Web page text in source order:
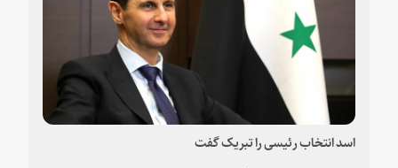
اسد انتخاب رئیسی را تبریک گفت